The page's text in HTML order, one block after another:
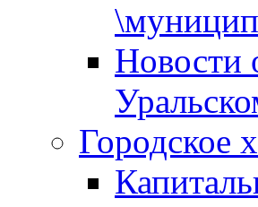
Новости
Городское